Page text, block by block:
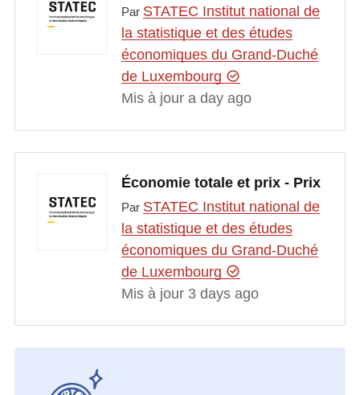
Par STATEC Institut national de
la statistique et des études
économiques du Grand-Duché
de Luxembourg
Mis à jour a day ago
Économie totale et prix - Prix
Par STATEC Institut national de
la statistique et des études
économiques du Grand-Duché
de Luxembourg
Mis à jour 3 days ago